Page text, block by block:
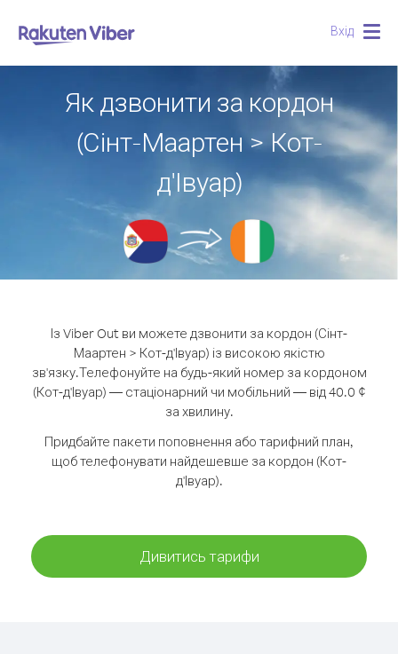
Вхід
Як дзвонити за кордон
(Сінт-Маартен > Кот-
д'Івуар)
Із Viber Out ви можете дзвонити за кордон (Сінт-
Маартен > Кот-д'Івуар) із високою якістю
зв'язку.Телефонуйте на будь-який номер за кордоном
(Кот-д'Івуар) — стаціонарний чи мобільний — від 40.0 ¢
за хвилину.
Придбайте пакети поповнення або тарифний план,
щоб телефонувати найдешевше за кордон (Кот-
д'Івуар).
Дивитись тарифи